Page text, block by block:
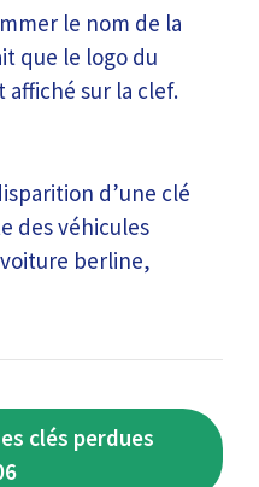
le nom de la
que le logo du
sur la clef.
d’une clé
des véhicules
berline,
clés perdues